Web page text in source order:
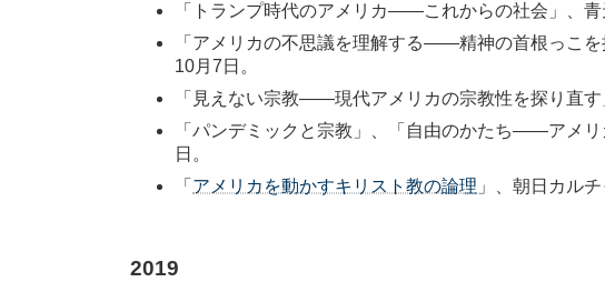
「トランプ時代のアメリカ――これからの社会」、
「アメリカの不思議を理解する――精神の首根っこ
10月7日。
「見えない宗教――現代アメリカの宗教性を探り直
「パンデミックと宗教」、「自由のかたち――アメ
日。
「 アメリカを動かすキリスト教の論理 」、朝日カル
2019